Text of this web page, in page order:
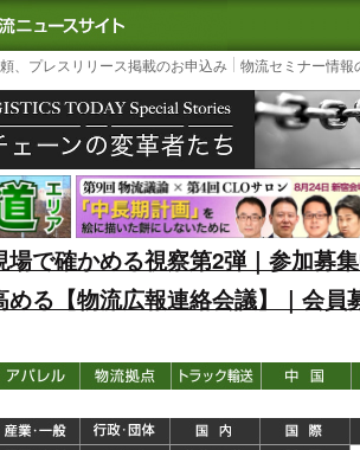
｜国内最大の物流ニュースサイト
3PL, SCMな
、プレスリリース掲載のお申込み 物流セミナー情報
で確かめる視察第2弾｜参加募
る【物流広報連絡会議】｜会員